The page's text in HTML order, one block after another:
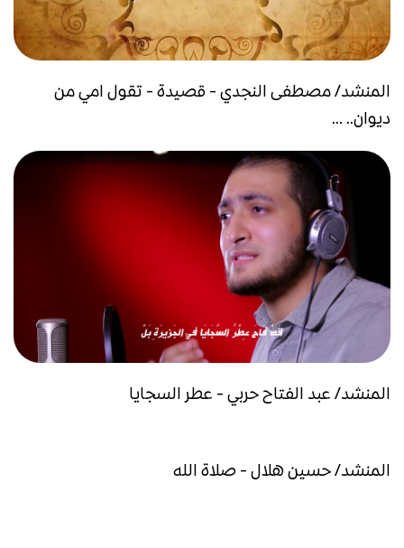
المنشد/ مصطفى النجدي - قصيدة - تقول امي من
ديوان.. ...
المنشد/ عبد الفتاح حربي - عطر السجايا
المنشد/ حسين هلال - صلاة الله